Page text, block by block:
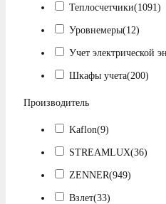
Теплосчетчики(1091)
Уровнемеры(12)
Учет электрической
Шкафы учета(200)
Производитель
Kaflon(9)
STREAMLUX(36)
ZENNER(949)
Взлет(33)